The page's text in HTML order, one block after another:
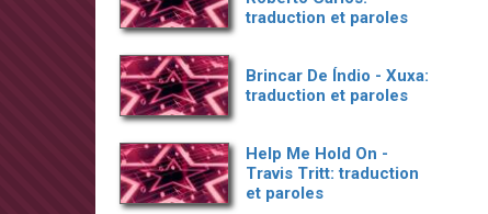
traduction et paroles
Brincar De Índio - Xuxa:
traduction et paroles
Help Me Hold On -
Travis Tritt: traduction
et paroles